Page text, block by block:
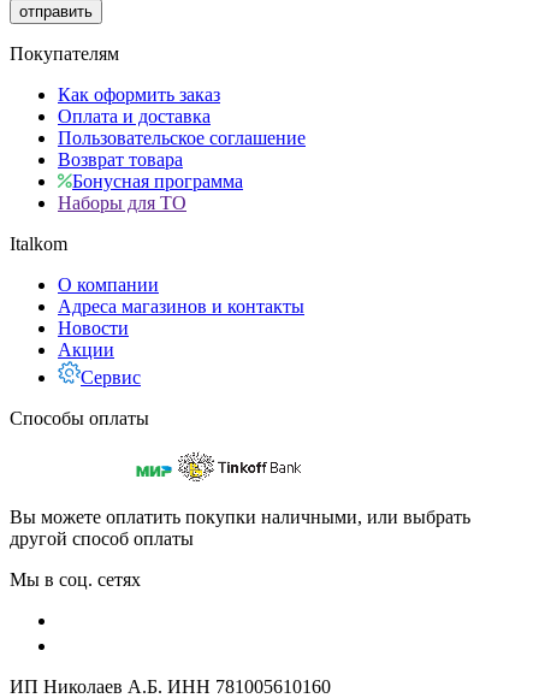
отправить
Покупателям
Как оформить заказ
Оплата и доставка
Пользовательское соглашение
Возврат товара
Бонусная программа
Наборы для ТО
Italkom
О компании
Адреса магазинов и контакты
Новости
Акции
Сервис
Способы оплаты
Вы можете оплатить покупки наличными, или выбрать
другой способ оплаты
Мы в соц. сетях
ИП Николаев А.Б. ИНН 781005610160